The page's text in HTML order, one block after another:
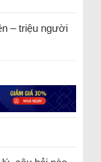
– triệu người